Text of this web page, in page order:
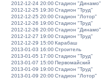
2012-12-24 20:00Стадион "Динамо"
2012-12-25 19:30Стадион "Труд"
2012-12-25 20:00Стадион "Лотор"
2012-12-26 19:00Стадион "Труд"
2012-12-26 20:00Стадион "Динамо"
2012-12-27 19:00Стадион "Труд"
2012-12-29 15:00Карабаш
2013-01-03 16:00Строитель
2013-01-05 17:00Стадион "Труд"
2013-01-07 15:00Первомайский
2013-01-09 19:00Стадион "Труд"
2013-01-09 20:00Стадион "Лотор"